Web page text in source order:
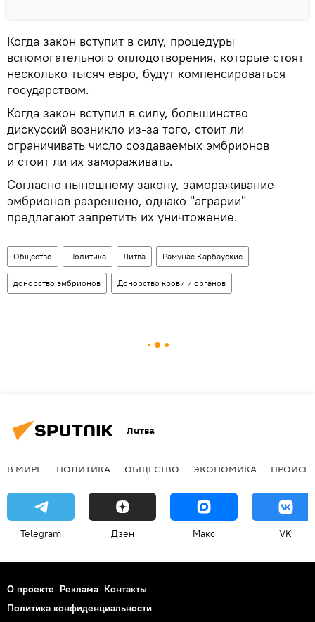
Когда закон вступит в силу, процедуры
вспомогательного оплодотворения, которые стоят
несколько тысяч евро, будут компенсироваться
государством.
Когда закон вступил в силу, большинство
дискуссий возникло из-за того, стоит ли
ограничивать число создаваемых эмбрионов
и стоит ли их замораживать.
Согласно нынешнему закону, замораживание
эмбрионов разрешено, однако "аграрии"
предлагают запретить их уничтожение.
Общество Политика Литва Рамунас Карбаускис
донорство эмбрионов Донорство крови и органов
Литва
В МИРЕ ПОЛИТИКА ОБЩЕСТВО ЭКОНОМИКА
Telegram Дзен Макс VK
О проекте Реклама Контакты
Политика конфиденциальности